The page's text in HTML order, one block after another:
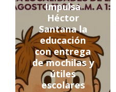
Impulsa
Héctor
Santana la
educación
con entrega
de mochilas y
útiles
escolares